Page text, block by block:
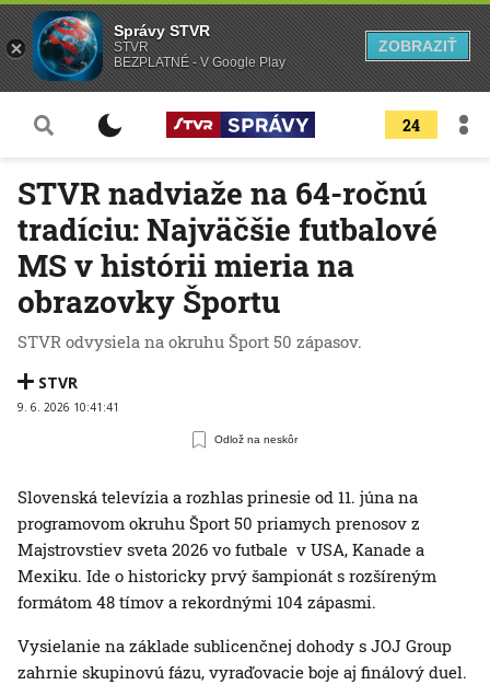
24
STVR nadviaže na 64-ročnú
tradíciu: Najväčšie futbalové
MS v histórii mieria na
obrazovky Športu
STVR odvysiela na okruhu Šport 50 zápasov.
STVR
9. 6. 2026 10:41:41
Odlož na neskôr
Slovenská televízia a rozhlas prinesie od 11. júna na
programovom okruhu Šport 50 priamych prenosov z
Majstrovstiev sveta 2026 vo futbale v USA, Kanade a
Mexiku. Ide o historicky prvý šampionát s rozšíreným
formátom 48 tímov a rekordnými 104 zápasmi.
Vysielanie na základe sublicenčnej dohody s JOJ Group
zahrnie skupinovú fázu, vyraďovacie boje aj finálový duel.
Správy STVR
STVR
BEZPLATNÉ - V Google Play
ZOBRAZIŤ